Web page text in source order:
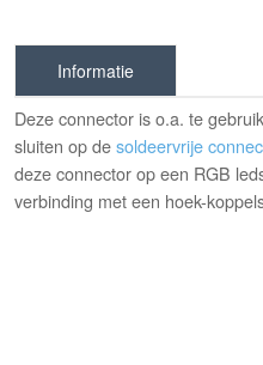
Informatie
Deze connector is o.a. te
sluiten op desoldeervrije
deze connector op een RGB
verbinding met een hoek-